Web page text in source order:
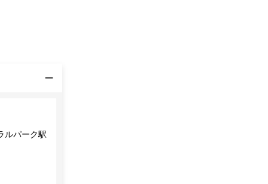
ルパーク駅